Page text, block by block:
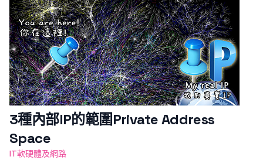
3種內部IP的範圍Private Address
Space
IT軟硬體及網路